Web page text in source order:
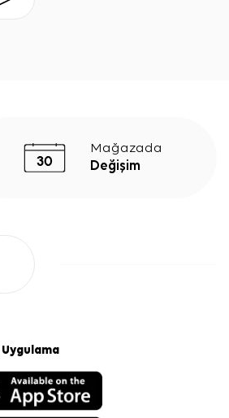
Mağazada
Değişim
Uygulama